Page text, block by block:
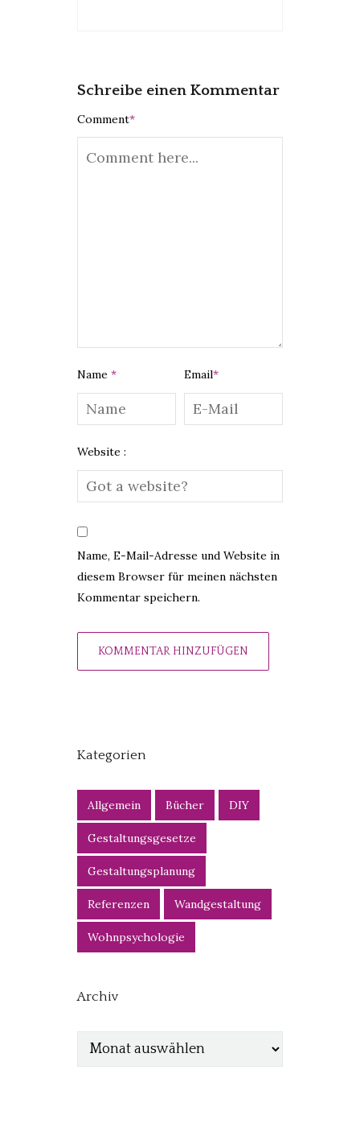
Schreibe einen Kommentar
Comment*
Name * Email*
Website :
Name, E-Mail-Adresse und Website in
diesem Browser für meinen nächsten
Kommentar speichern.
Kategorien
Allgemein Bücher DIY
Gestaltungsgesetze
Gestaltungsplanung
Referenzen Wandgestaltung
Wohnpsychologie
Archiv